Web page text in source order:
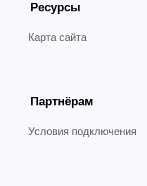
Ресурсы
Карта сайта
Партнёрам
Условия подключения